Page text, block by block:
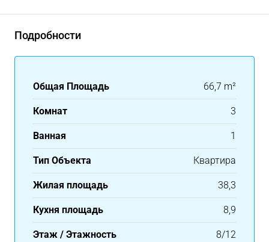
Подробности
Общая Площадь 66,7 m²
Комнат 3
Ванная 1
Тип Объекта Квартира
Жилая площадь 38,3
Кухня площадь 8,9
Этаж / Этажность 8/12